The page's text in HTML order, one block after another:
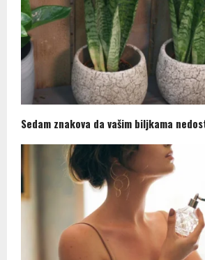
Sedam znakova da vašim biljkama